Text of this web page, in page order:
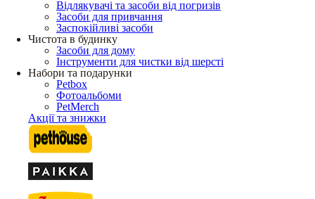
Відлякувачі та засоби від погризів
Засоби для привчання
Заспокійливі засоби
Чистота в будинку
Засоби для дому
Інструменти для чистки від шерсті
Набори та подарунки
Petbox
Фотоальбоми
PetMerch
Акції та знижки